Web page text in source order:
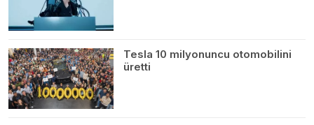
Tesla 10 milyonuncu otomobilini
üretti